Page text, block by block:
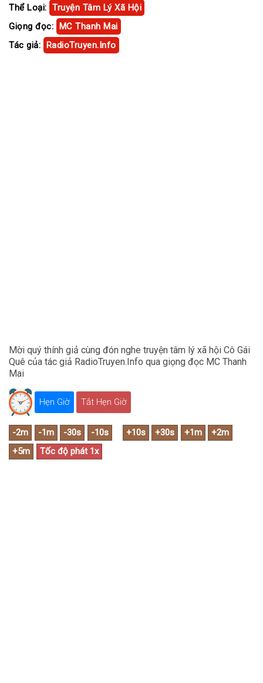
Thể Loại: Truyện Tâm Lý Xã Hội
Giọng đọc: MC Thanh Mai
Tác giả: RadioTruyen.Info
Mời quý thính giả cùng đón nghe truyện tâm lý xã hội Cô Gái
Quê của tác giả RadioTruyen.Info qua giọng đọc MC Thanh
Mai
Hẹn Giờ Tắt Hẹn Giờ